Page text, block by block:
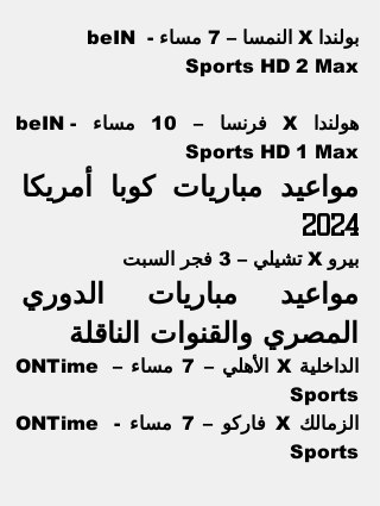
بولندا X النمسا – 7 مساء - beIN
Sports HD 2 Max
هولندا X فرنسا – 10 مساء -beIN
Sports HD 1 Max
2024
بيرو X تشيلي – 3 فجر السبت
المصري والقنوات الناقلة
الداخلية X الأهلي – 7 مساء – ONTime
Sports
الزمالك X فاركو – 7 مساء - ONTime
Sports